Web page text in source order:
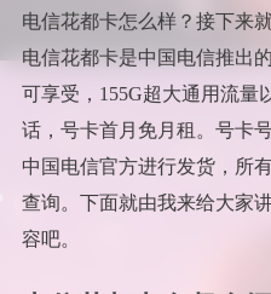
电信花都卡怎么样？接下来
电信花都卡是中国电信推出
可享受，155G超大通用流量
话，号卡首月免月租。号卡
中国电信官方进行发货，所
查询。下面就由我来给大家
容吧。